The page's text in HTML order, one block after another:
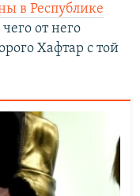
в Республике
от него
Хафтар с той